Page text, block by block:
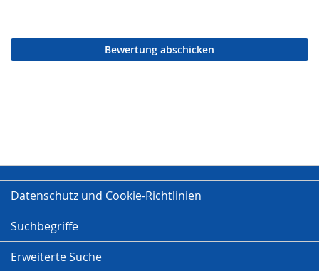
Bewertung abschicken
Datenschutz und Cookie-Richtlinien
Suchbegriffe
Erweiterte Suche